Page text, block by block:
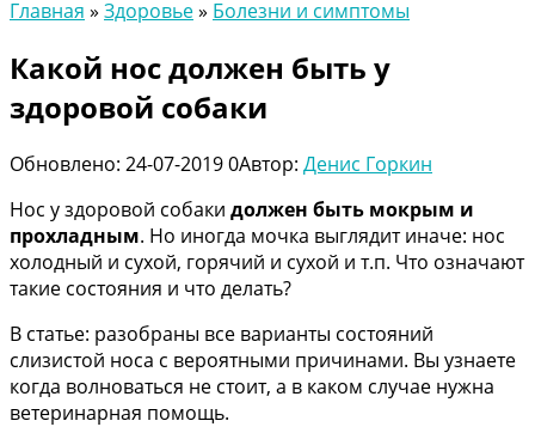
Главная » Здоровье» Болезни и симптомы
Какой нос должен быть у
здоровой собаки
Обновлено: 24-07-20190Автор: Денис Горкин
Нос у здоровой собаки должен быть мокрым и
прохладным. Но иногда мочка выглядит иначе: нос
холодный и сухой, горячий и сухой и т.п. Что означают
такие состояния и что делать?
В статье: разобраны все варианты состояний
слизистой носа с вероятными причинами. Вы узнаете
когда волноваться не стоит, а в каком случае нужна
ветеринарная помощь.